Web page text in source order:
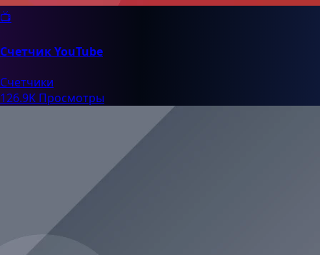
📺
Счетчик YouTube
Счетчики
126.9K Просмотры